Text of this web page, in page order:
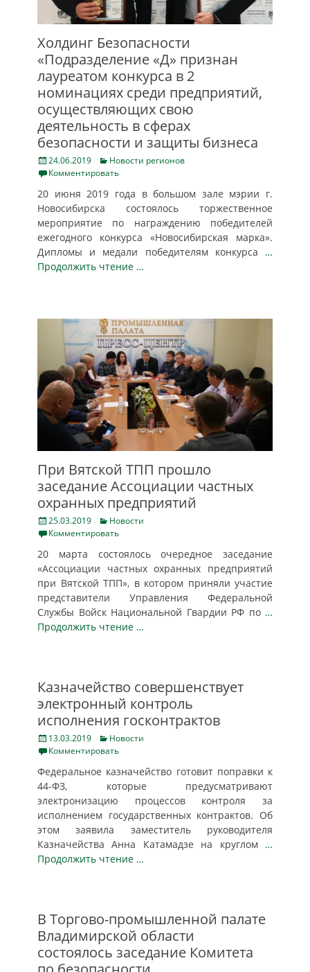
Холдинг Безопасности
«Подразделение «Д» признан
лауреатом конкурса в 2
номинациях среди предприятий,
осуществляющих свою
деятельность в сферах
безопасности и защиты бизнеса
Posted
on
24.06.2019 Categories
Новости регионов
Комментировать
20 июня 2019 года в большом зале мэрии г.
Новосибирска состоялось торжественное
мероприятие по награждению победителей
ежегодного конкурса «Новосибирская марка».
Дипломы и медали победителям конкурса …
Продолжить чтение …
При Вятской ТПП прошло
заседание Ассоциации частных
охранных предприятий
Posted
on
25.03.2019 Categories
Новости
Комментировать
20 марта состоялось очередное заседание
«Ассоциации частных охранных предприятий
при Вятской ТПП», в котором приняли участие
представители Управления Федеральной
Службы Войск Национальной Гвардии РФ по …
Продолжить чтение …
Казначейство совершенствует
электронный контроль
исполнения госконтрактов
Posted
on
13.03.2019 Categories
Новости
Комментировать
Федеральное казначейство готовит поправки к
44-ФЗ, которые предусматривают
электронизацию процессов контроля за
исполнением государственных контрактов. Об
этом заявила заместитель руководителя
Казначейства Анна Катамадзе на круглом …
Продолжить чтение …
В Торгово-промышленной палате
Владимирской области
состоялось заседание Комитета